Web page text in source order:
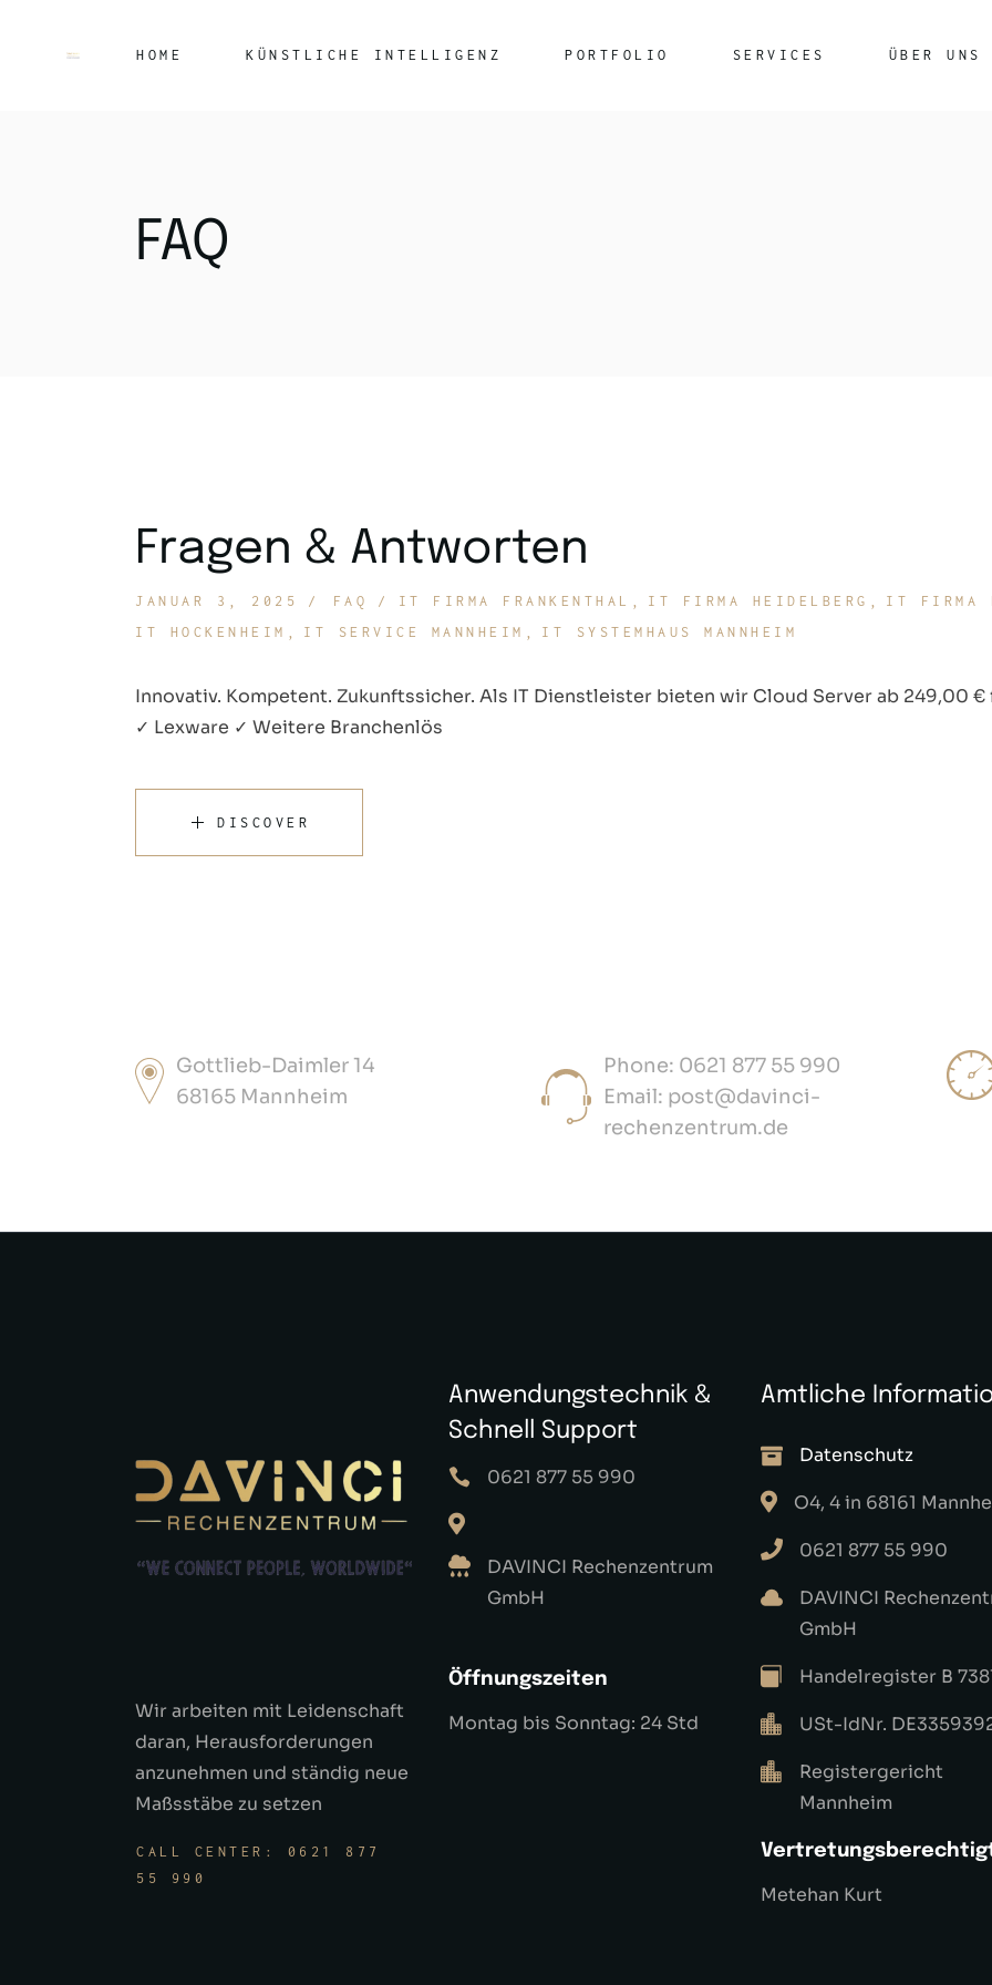
HOME KÜNSTLICHE INTELLIGENZ PORTFOLIO SERVICES ÜBER UNS
FAQ
Fragen & Antworten
JANUAR 3, 2025 FAQ IT FIRMA FRANKENTHAL IT FIRMA HEIDELBERG IT FIRMA
IT HOCKENHEIM
IT SERVICE MANNHEIM IT SYSTEMHAUS MANNHEIM
Innovativ. Kompetent. Zukunftssicher. Als IT Dienstleister bieten wir Cloud Server ab 249,00
✓ Lexware ✓ Weitere Branchenlös
DISCOVER
Gottlieb-Daimler 14
68165 Mannheim
Phone: 0621 877 55 990
Email: post@davinci-
rechenzentrum.de
Wir arbeiten mit Leidenschaft
daran, Herausforderungen
anzunehmen und ständig neue
Maßsstäbe zu setzen
CALL CENTER: 0621 877
55 990
Anwendungstechnik &
Schnell Support
0621 877 55 990
DAVINCI Rechenzentrum
GmbH
Öffnungszeiten
Montag bis Sonntag: 24 Std
Amtliche
Datenschutz
O4, 4 in 68161
0621 877 55 990
DAVINCI
GmbH
Handelregister B
USt-IdNr.
Registergericht
Mannheim
Metehan Kurt